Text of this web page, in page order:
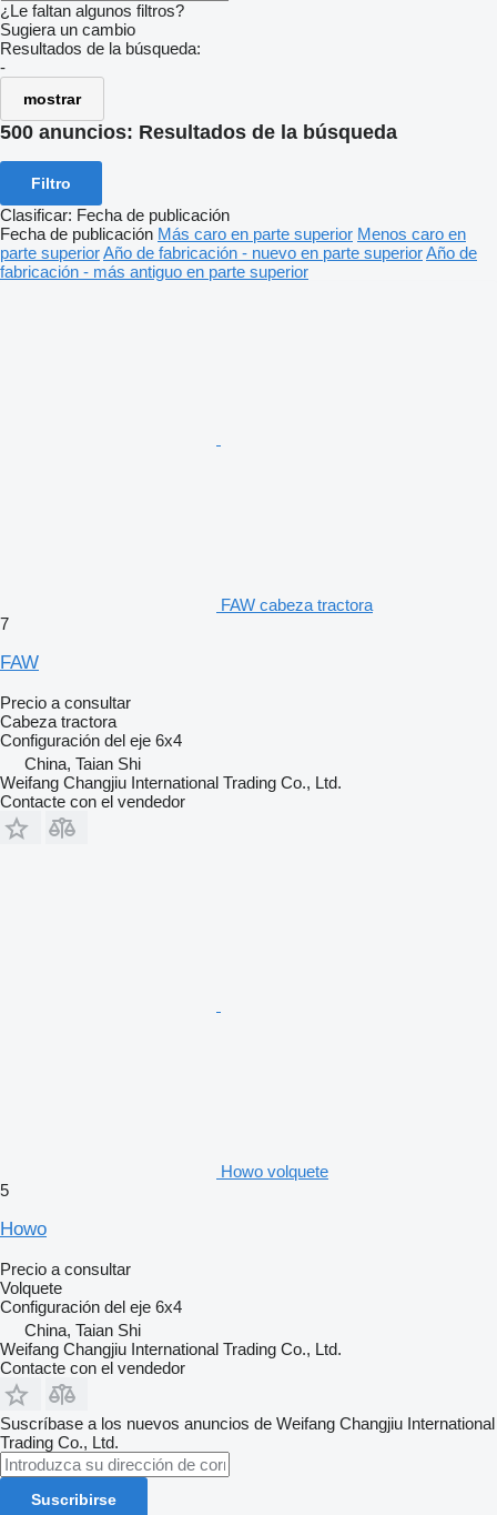
¿Le faltan algunos filtros?
Sugiera un cambio
Resultados de la búsqueda:
-
mostrar
500 anuncios: Resultados de la búsqueda
Filtro
Clasificar: Fecha de publicación
Fecha de publicación Más caro en parte superior Menos caro en
parte superiorAño de fabricación - nuevo en parte superiorAño de
fabricación - más antiguo en parte superior
FAW cabeza tractora
7
FAW
Precio a consultar
Cabeza tractora
Configuración del eje 6x4
China, Taian Shi
Weifang Changjiu International Trading Co., Ltd.
Contacte con el vendedor
Howo volquete
5
Howo
Precio a consultar
Volquete
Configuración del eje 6x4
China, Taian Shi
Weifang Changjiu International Trading Co., Ltd.
Contacte con el vendedor
Suscríbase a los nuevos anuncios de Weifang Changjiu International
Trading Co., Ltd.
Suscribirse